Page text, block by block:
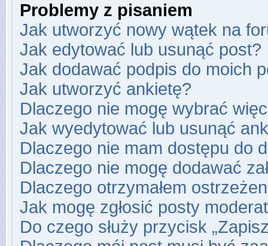
Problemy z pisaniem
Jak utworzyć nowy wątek na
Jak edytować lub usunąć post?
Jak dodawać podpis do moich
Jak utworzyć ankietę?
Dlaczego nie mogę wybrać
Jak wyedytować lub usunąć
Dlaczego nie mam dostępu do
Dlaczego nie mogę dodawać
Dlaczego otrzymałem
Jak mogę zgłosić posty
Do czego służy przycisk